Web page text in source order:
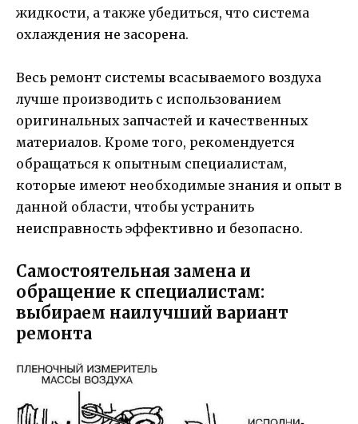
жидкости, а также убедиться, что система
охлаждения не засорена.
Весь ремонт системы всасываемого воздуха
лучше производить с использованием
оригинальных запчастей и качественных
материалов. Кроме того, рекомендуется
обращаться к опытным специалистам,
которые имеют необходимые знания и опыт в
данной области, чтобы устранить
неисправность эффективно и безопасно.
Самостоятельная замена и
обращение к специалистам:
выбираем наилучший вариант
ремонта